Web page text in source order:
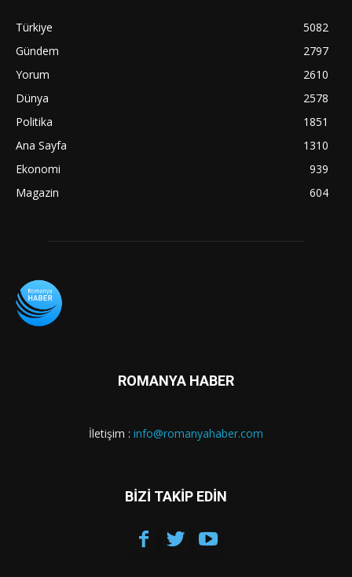
Türkiye
5082
Gündem
2797
Yorum
2610
Dünya
2578
Politika
1851
Ana Sayfa
1310
Ekonomi
939
Magazin
604
ROMANYA HABER
İletişim : info@romanyahaber.com
BİZİ TAKİP EDİN